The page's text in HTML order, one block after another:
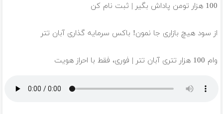
100 هزار تومن پاداش بگیر | ثبت نام کن
از سود هیچ بازاری جا نمون! باکس سرمایه گذاری آبان تتر
وام 100 هزار تتری آبان تتر | فوری، فقط با احراز هویت